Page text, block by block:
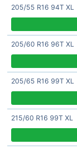
205/55 R16 94T XL
205/60 R16 96T XL
205/65 R16 99T XL
215/60 R16 99T XL